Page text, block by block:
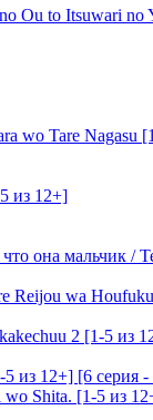
Ou to Itsuwari no
wo Tare Nagasu
из 12+]
она мальчик /
Reijou wa
2 [1-5 из
из 12+] [6 серия -
Shita. [1-5 из